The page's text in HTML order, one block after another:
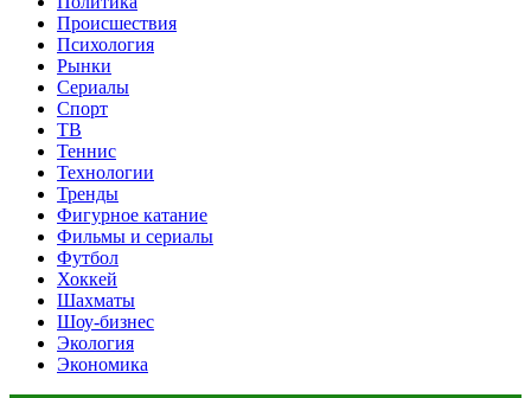
Происшествия
Психология
Рынки
Сериалы
Спорт
ТВ
Теннис
Технологии
Тренды
Фигурное катание
Фильмы и сериалы
Футбол
Хоккей
Шахматы
Шоу-бизнес
Экология
Экономика